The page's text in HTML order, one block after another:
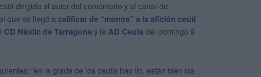
dirigida al autor del comentario y al canal de
que se llegó a calificar de “monos” a la afición ceutí
CD Nàstic de Tarragona y la AD Ceuta del domingo 9
“en la grada de los ceutís hay lío, están bien los